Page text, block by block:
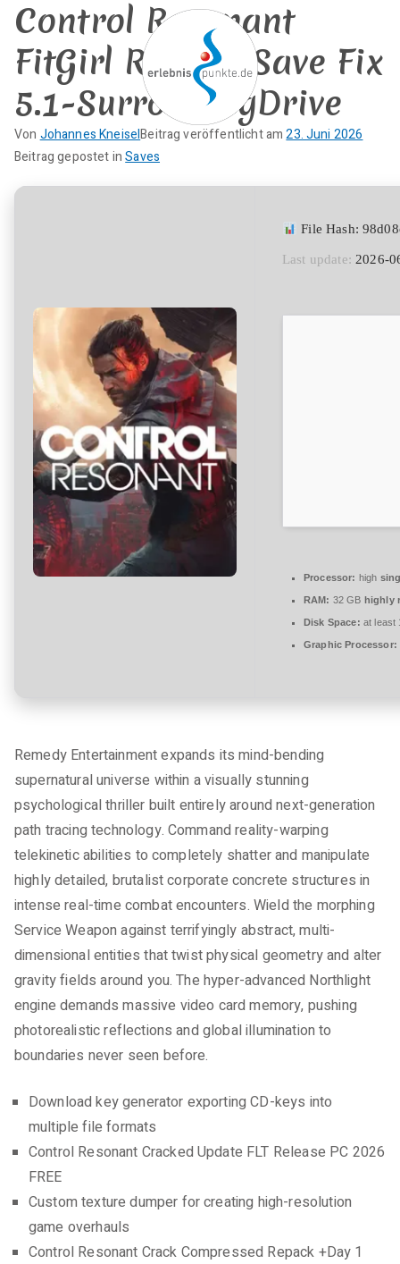
Zum
Inhalt
springen
erlebnispun
kte
SUP KANU EVENTS
Control Resonant
FitGirl Repack Save Fix
5.1-Surround gDrive
Von Johannes KneiselBeitrag veröffentlicht am23. Juni 2026
Beitrag gepostet inSaves
K
Control
Resonant
FitGirl
Repack
File Hash:
Last update: 2026-
Processor: high
RAM: 32 GB highly
Disk Space: at least
Graphic Processor:
Remedy Entertainment expands its mind-bending
supernatural universe within a visually stunning
psychological thriller built entirely around next-generation
path tracing technology. Command reality-warping
telekinetic abilities to completely shatter and manipulate
highly detailed, brutalist corporate concrete structures in
intense real-time combat encounters. Wield the morphing
Service Weapon against terrifyingly abstract, multi-
dimensional entities that twist physical geometry and alter
gravity fields around you. The hyper-advanced Northlight
engine demands massive video card memory, pushing
photorealistic reflections and global illumination to
boundaries never seen before.
Download key generator exporting CD-keys into
multiple file formats
Control Resonant Cracked Update FLT Release PC 2026
FREE
Custom texture dumper for creating high-resolution
game overhauls
Control Resonant Crack Compressed Repack +Day 1